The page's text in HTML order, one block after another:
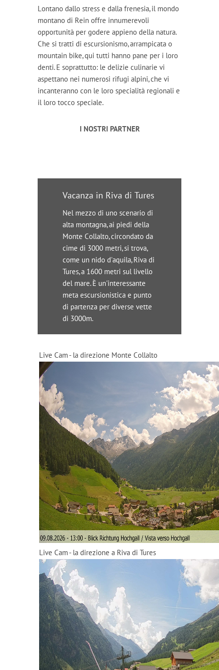
Lontano dallo stress e dalla frenesia, il mondo
montano di Rein offre innumerevoli
opportunità per godere appieno della natura.
Che si tratti di escursionismo, arrampicata o
mountain bike, qui tutti hanno pane per i loro
denti. E soprattutto: le delizie culinarie vi
aspettano nei numerosi rifugi alpini, che vi
incanteranno con le loro specialità regionali e
il loro tocco speciale.
I NOSTRI PARTNER
Vacanza in Riva di Tures
Nel mezzo di uno scenario di
alta montagna, ai piedi della
Monte Collalto, circondato da
cime di 3000 metri, si trova,
come un nido d'aquila, Riva di
Tures, a 1600 metri sul livello
del mare. È un'interessante
meta escursionistica e punto
di partenza per diverse vette
di 3000m.
Live Cam - la direzione Monte Collalto
Live Cam - la direzione a Riva di Tures